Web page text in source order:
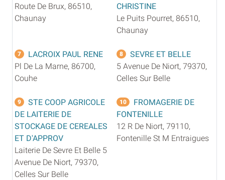
Route De Brux, 86510,
Chaunay
CHRISTINE
Le Puits Pourret, 86510,
Chaunay
7
LACROIX PAUL RENE
Pl De La Marne, 86700,
Couhe
8
SEVRE ET BELLE
5 Avenue De Niort, 79370,
Celles Sur Belle
9
STE COOP AGRICOLE
DE LAITERIE DE
STOCKAGE DE CEREALES
ET D'APPROV
Laiterie De Sevre Et Belle 5
Avenue De Niort, 79370,
Celles Sur Belle
10
FROMAGERIE DE
FONTENILLE
12 R De Niort, 79110,
Fontenille St M Entraigues